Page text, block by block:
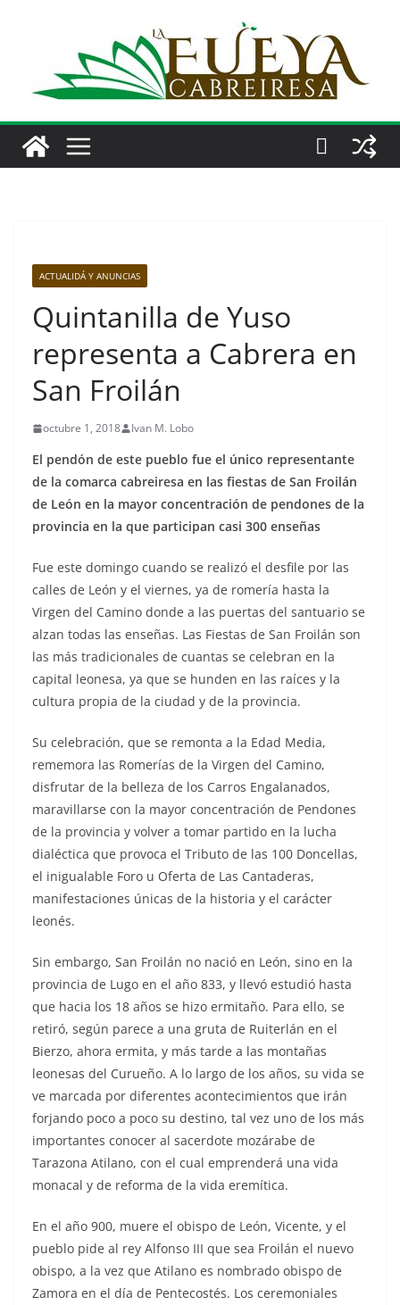
ACTUALIDÁ Y ANUNCIAS
Quintanilla de Yuso
representa a Cabrera en
San Froilán
octubre 1, 2018 Ivan M. Lobo
El pendón de este pueblo fue el único representante
de la comarca cabreiresa en las fiestas de San Froilán
de León en la mayor concentración de pendones de la
provincia en la que participan casi 300 enseñas
Fue este domingo cuando se realizó el desfile por las
calles de León y el viernes, ya de romería hasta la
Virgen del Camino donde a las puertas del santuario se
alzan todas las enseñas. Las Fiestas de San Froilán son
las más tradicionales de cuantas se celebran en la
capital leonesa, ya que se hunden en las raíces y la
cultura propia de la ciudad y de la provincia.
Su celebración, que se remonta a la Edad Media,
rememora las Romerías de la Virgen del Camino,
disfrutar de la belleza de los Carros Engalanados,
maravillarse con la mayor concentración de Pendones
de la provincia y volver a tomar partido en la lucha
dialéctica que provoca el Tributo de las 100 Doncellas,
el inigualable Foro u Oferta de Las Cantaderas,
manifestaciones únicas de la historia y el carácter
leonés.
Sin embargo, San Froilán no nació en León, sino en la
provincia de Lugo en el año 833, y llevó estudió hasta
que hacia los 18 años se hizo ermitaño. Para ello, se
retiró, según parece a una gruta de Ruiterlán en el
Bierzo, ahora ermita, y más tarde a las montañas
leonesas del Curueño. A lo largo de los años, su vida se
ve marcada por diferentes acontecimientos que irán
forjando poco a poco su destino, tal vez uno de los más
importantes conocer al sacerdote mozárabe de
Tarazona Atilano, con el cual emprenderá una vida
monacal y de reforma de la vida eremítica.
En el año 900, muere el obispo de León, Vicente, y el
pueblo pide al rey Alfonso III que sea Froilán el nuevo
obispo, a la vez que Atilano es nombrado obispo de
Zamora en el día de Pentecostés. Los ceremoniales